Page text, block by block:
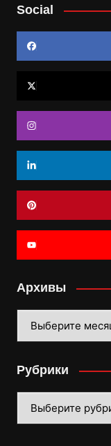
Social
Архивы
Рубрики